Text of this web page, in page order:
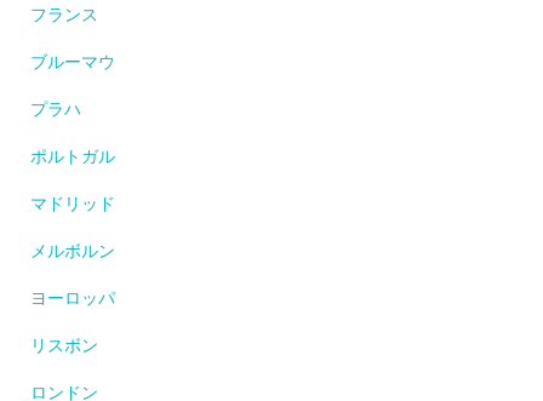
フランス
ブルーマウ
プラハ
ポルトガル
マドリッド
メルボルン
ヨーロッパ
リスボン
ロンドン